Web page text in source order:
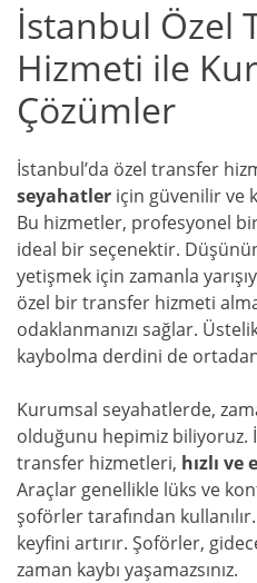
İstanbul Özel
Hizmeti ile
Çözümler
İstanbul’da özel transfer
seyahatler için güvenilir ve
Bu hizmetler, profesyonel
ideal bir seçenektir.
yetişmek için zamanla
özel bir transfer hizmeti
odaklanmanızı sağlar.
kaybolma derdini de ortadan
Kurumsal seyahatlerde,
olduğunu hepimiz biliyoruz.
transfer hizmetleri, hızlı ve
Araçlar genellikle lüks ve
şoförler tarafından
keyfini artırır. Şoförler,
zaman kaybı yaşamazsınız.